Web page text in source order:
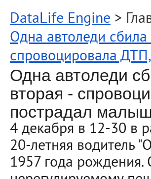
DataLife Engine >
Одна автоледи
спровоцировала
Одна автоледи
вторая -
пострадал малыш
4 декабря в 12-30 в
20-летняя водитель
1957 года рождения.